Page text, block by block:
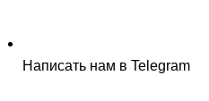
Написать нам в Telegram